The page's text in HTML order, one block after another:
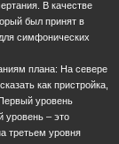
В качестве
был принят в
симфонических
плана: На севере
как пристройка,
уровень
уровень – это
третьем уровня